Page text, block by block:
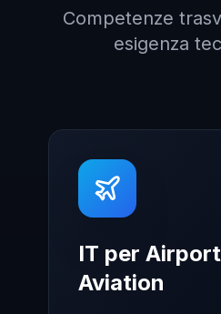
Competenze
esigenza
IT per
Aviation